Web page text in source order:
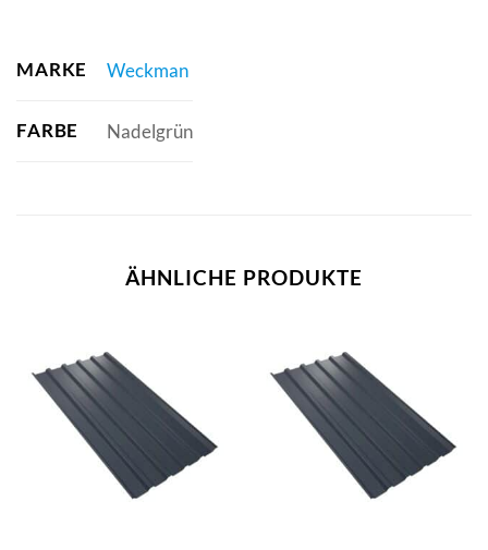
MARKE Weckman
FARBE Nadelgrün
ÄHNLICHE PRODUKTE